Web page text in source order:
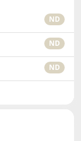
ND
ND
ND